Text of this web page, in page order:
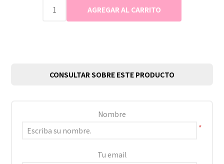
CONSULTAR SOBRE ESTE PRODUCTO
Nombre
*
Tu email